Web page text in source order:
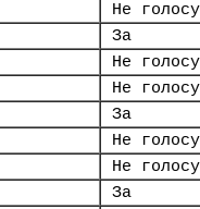
Не
За
Не
Не
За
Не
Не
За